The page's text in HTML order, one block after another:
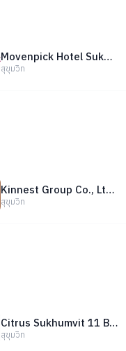
Movenpick Hotel Sukhumvit 15 Bangkok
สุขุมวิท
Kinnest Group Co., Ltd.
สุขุมวิท
Citrus Sukhumvit 11 Bangkok
สุขุมวิท